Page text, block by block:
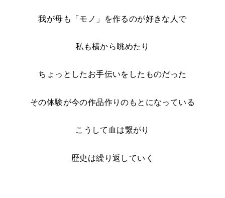
我が母も「モノ」を作るのが好きな人で
私も横から眺めたり
ちょっとしたお手伝いをしたものだった
その体験が今の作品作りのもとになっている
こうして血は繋がり
歴史は繰り返していく